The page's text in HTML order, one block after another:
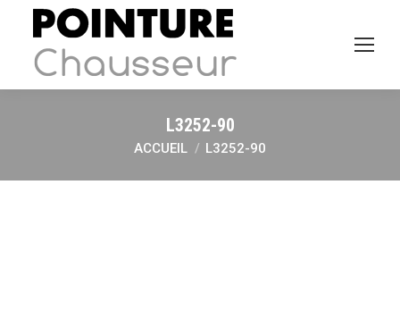
L3252-90
Vous êtes ici :
ACCUEIL L3252-90